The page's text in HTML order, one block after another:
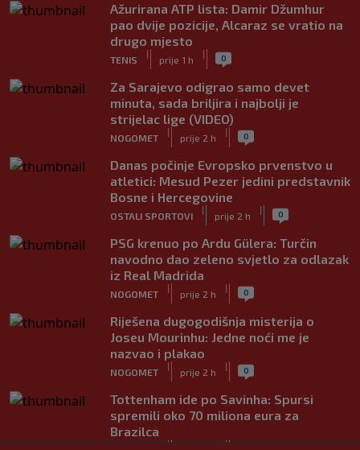
Ažurirana ATP lista: Damir Džumhur
pao dvije pozicije, Alcaraz se vratio na
drugo mjesto
TENIS
|
prije 1 h
| 0
Za Sarajevo odigrao samo devet
minuta, sada briljira i najbolji je
strijelac lige (VIDEO)
NOGOMET
|
prije 2 h
| 0
Danas počinje Evropsko prvenstvo u
atletici: Mesud Pezer jedini predstavnik
Bosne i Hercegovine
OSTALI SPORTOVI
|
prije 2 h
| 0
PSG krenuo po Ardu Gülera: Turčin
navodno dao zeleno svjetlo za odlazak
iz Real Madrida
NOGOMET
|
prije 2 h
| 0
Riješena dugogodišnja misterija o
Joseu Mourinhu: Jedne noći me je
nazvao i plakao
NOGOMET
|
prije 2 h
| 0
Tottenham ide po Savinha: Spursi
spremili oko 70 miliona eura za
Brazilca
| |